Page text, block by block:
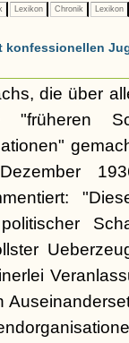
Lexikon Chronik Lexikon
konfessionellen
die über